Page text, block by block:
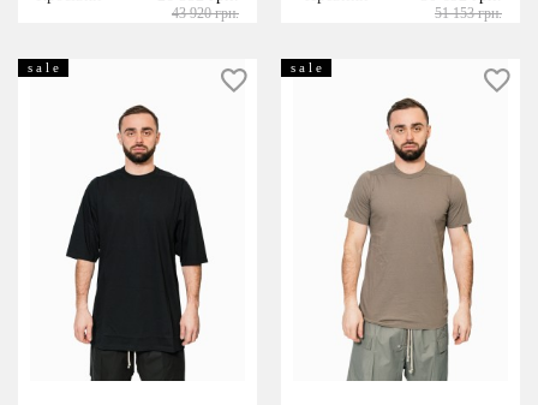
43 920 грн. 51 153 грн.
s a l e s a l e